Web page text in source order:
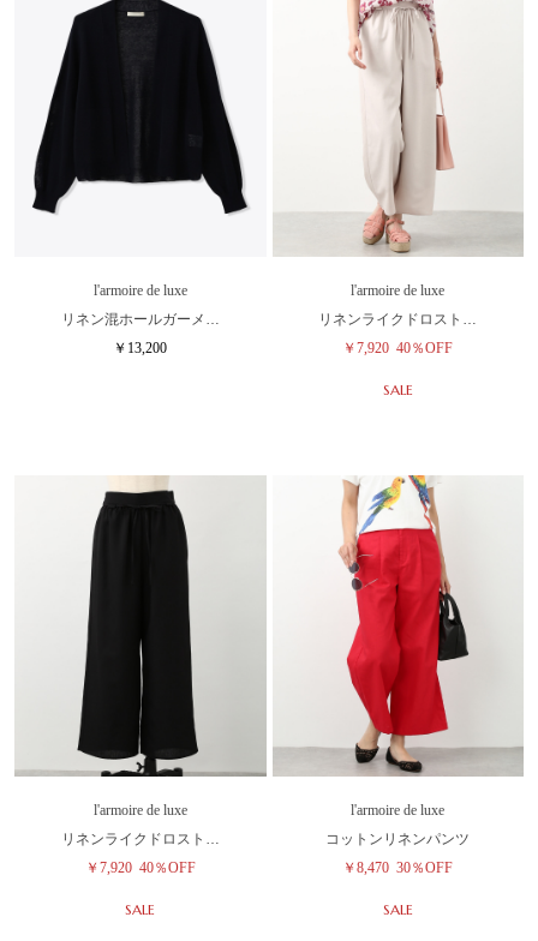
l'armoire de luxe
リネン混ホールガーメ…
￥13,200
l'armoire de luxe
リネンライクドロスト…
￥7,920 40％OFF
SALE
l'armoire de luxe
リネンライクドロスト…
￥7,920 40％OFF
SALE
l'armoire de luxe
コットンリネンパンツ
￥8,470 30％OFF
SALE